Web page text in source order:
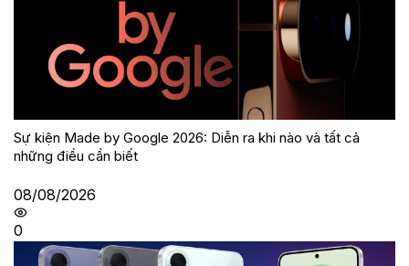
Sự kiện Made by Google 2026: Diễn ra khi nào và tất cả
những điều cần biết
08/08/2026
0